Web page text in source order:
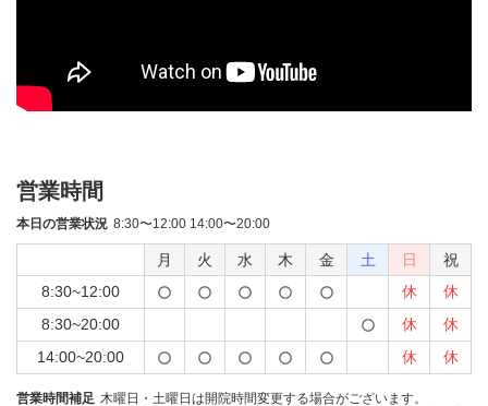
営業時間
本日の営業状況 8:30〜12:00 14:00〜20:00
月 火 水 木 金 土 日
祝
8:30~12:00
休
休
8:30~20:00
休
休
14:00~20:00
休 休
営業時間補足 木曜日・土曜日は開院時間変更する場合がございます。